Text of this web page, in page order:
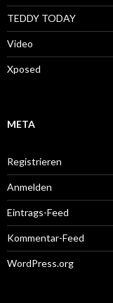
TEDDY TODAY
Video
Xposed
META
Registrieren
Anmelden
Eintrags-Feed
Kommentar-Feed
WordPress.org